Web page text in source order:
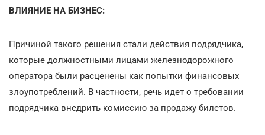
ВЛИЯНИЕ НА БИЗНЕС:
Причиной такого решения стали действия подрядчика,
которые должностными лицами железнодорожного
оператора были расценены как попытки финансовых
злоупотреблений. В частности, речь идет о требовании
подрядчика внедрить комиссию за продажу билетов.